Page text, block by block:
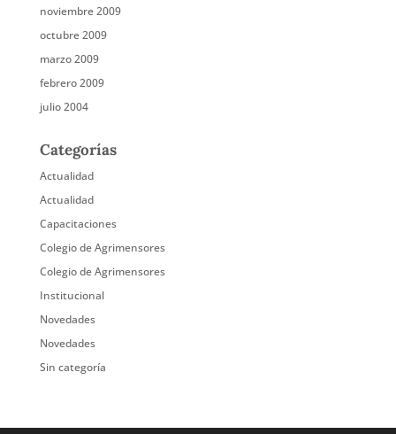
noviembre 2009
octubre 2009
marzo 2009
febrero 2009
julio 2004
Categorías
Actualidad
Actualidad
Capacitaciones
Colegio de Agrimensores
Colegio de Agrimensores
Institucional
Novedades
Novedades
Sin categoría